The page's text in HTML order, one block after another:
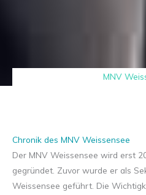
MNV
Chronik des MNV Weissensee
Der MNV Weissensee wird erst
gegründet. Zuvor wurde er als
Weissensee geführt. Die